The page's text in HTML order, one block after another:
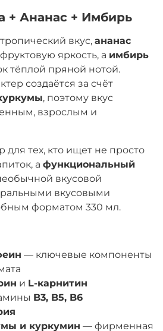
+ Ананас + Имбирь
вкус, ананас
яркость, а имбирь
тёплой пряной нотой.
создаётся за счёт
, поэтому вкус
взрослым и
тех, кто ищет не просто
а функциональный
вкусовой
вкусовыми
форматом 330 мл.
— ключевые компоненты
и L-карнитин
B3, B5, B6
и куркумин — фирменная